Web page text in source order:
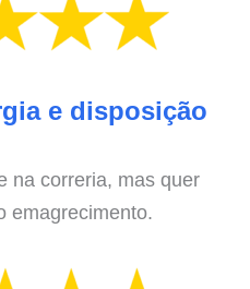
e disposição
na correria, mas quer
emagrecimento.